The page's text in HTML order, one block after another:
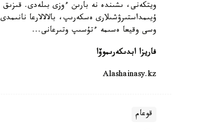
ويتكەنى، ىشىندە نە بارىن ءوزى بىلەدى.
ۇيىمداستىرۋشىلارى ەسكەرىپ، بالالالارعا
وسى وقيعا ەسىمە ءتۇسىپ وتىرعانى...
فاريزا ابدىكەرىموۆا
Alashainasy.kz
قوعام